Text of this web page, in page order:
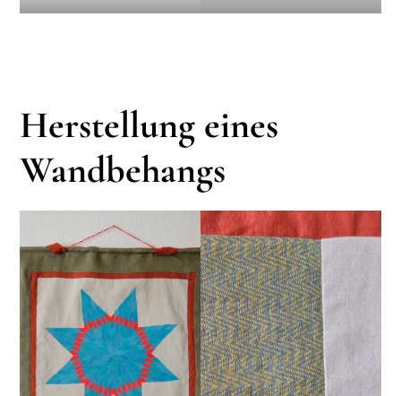
Herstellung eines
Wandbehangs